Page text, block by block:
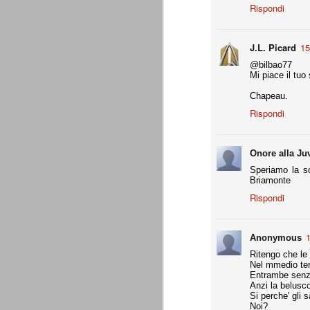
Rispondi
J.L. Picard
@bilbao77
Mi piace il tuo
Chapeau.
Rispondi
Onore alla
Speriamo la
Briamonte
Rispondi
Anonymous
Ritengo che
Nel mmedio
Entrambe
Anzi la
Si perche' gli
Noi?
A noi francamente interessa assai
La Juventus della gestione
disputate in questi 5 anni. Otto
ricordare. In particolare con Allegri alla
successi e 2 secondi posti.